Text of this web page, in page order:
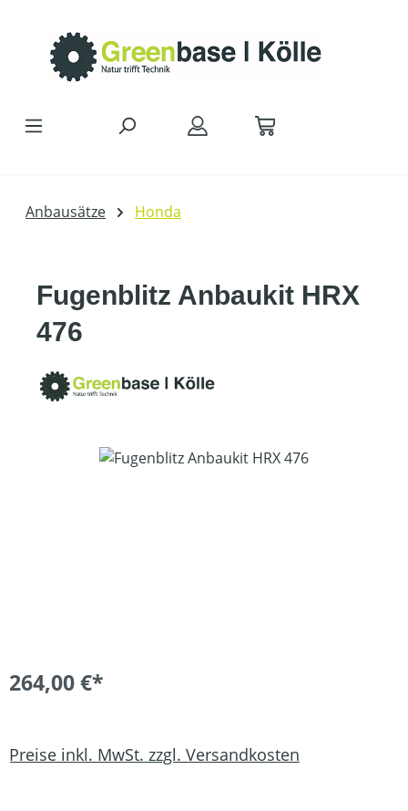
Anbausätze Honda
Fugenblitz Anbaukit HRX
476
Bildergalerie überspringen
264,00 €*
Preise inkl. MwSt. zzgl. Versandkosten